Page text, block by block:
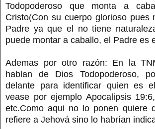
Todopoderoso que monta a
Cristo(Con su cuerpo glorioso pues
Padre ya que el no tiene
puede montar a caballo, el Padre es
Ademas por otro razón: En la
hablan de Dios Todopoderoso,
delante para identificar quien es
vease por ejemplo Apocalipsis
etc.Como aqui no lo ponen quiere
refiere a Jehová sino lo habrían